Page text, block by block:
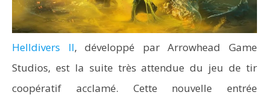
Helldivers II, développé par Arrowhead Game
Studios, est la suite très attendue du jeu de tir
coopératif acclamé. Cette nouvelle entrée